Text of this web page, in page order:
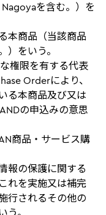
Nagoyaを含む。）を
本商品（当該商品
をいう。
権限を有する代表
Orderにより、
る本商品及び又は
の申込みの意思
商品・サービス購
報の保護に関する
れを実施又は補完
行されるその他の
。